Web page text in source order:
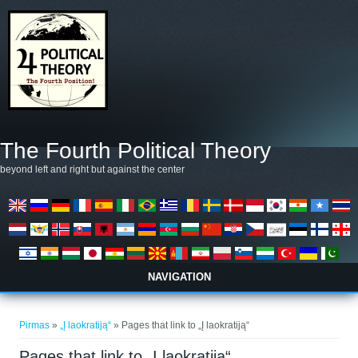
The Fourth Political Theory
beyond left and right but against the center
NAVIGATION
Pirmas »„Į laokratiją“ » Pages that link to „Į laokratiją“